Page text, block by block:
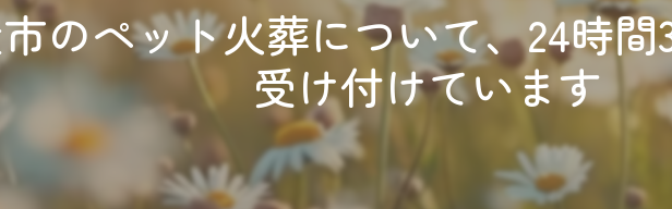
のペット火葬について、24時間
受け付けています